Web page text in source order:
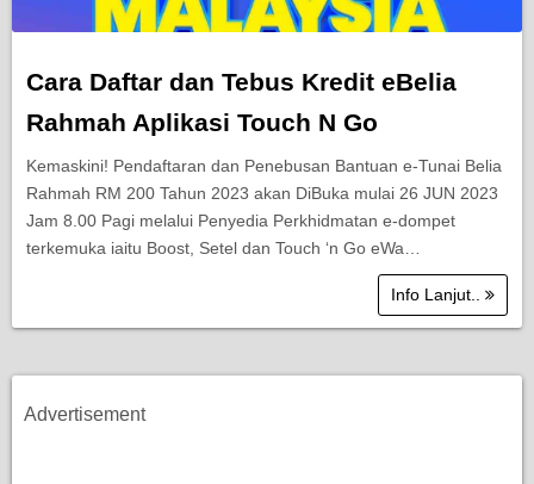
Cara Daftar dan Tebus Kredit eBelia
Rahmah Aplikasi Touch N Go
Kemaskini! Pendaftaran dan Penebusan Bantuan e-Tunai Belia
Rahmah RM 200 Tahun 2023 akan DiBuka mulai 26 JUN 2023
Jam 8.00 Pagi melalui Penyedia Perkhidmatan e-dompet
terkemuka iaitu Boost, Setel dan Touch ‘n Go eWa…
Info Lanjut..
Advertisement